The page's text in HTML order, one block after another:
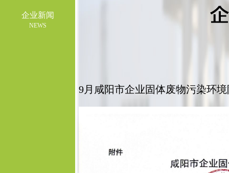
企业新闻
NEWS
9月咸阳市企业固体废物污染环